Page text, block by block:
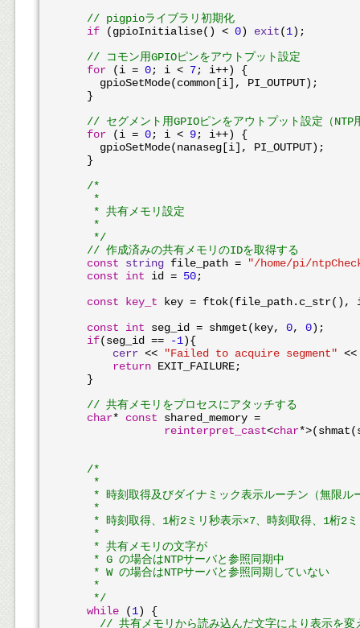
// pigpioライブラリ初期化
if (gpioInitialise() < 0) exit(1);
// コモン用GPIOピンをアウトプット設定
for (i = 0; i < 7; i++) {
      gpioSetMode(common[i], PI_OUTPUT);
    }
// セグメント用GPIOピンをアウトプット設定（NTP
for (i = 0; i < 9; i++) {
      gpioSetMode(nanaseg[i], PI_OUTPUT);
    }
/*
     *
     * 共有メモリ設定
     *
     */
// 作成済みの共有メモリのIDを取得する
const
string file_path =
"/home/pi/
const
int id = 50;
const
key_t key = ftok(file_path.c_str(),
const
int seg_id = shmget(key, 0, 0);
if(seg_id == -1){
cerr << "Failed to acquire segment"
return EXIT_FAILURE;
    }
// 共有メモリをプロセスにアタッチする
char* const shared_memory =
reinterpret_cast<char
/*
     *
* 時刻取得及びダイナミック表示ルーチン（無限ル
     *
* 時刻取得、1桁2ミリ秒表示×7、時刻取得、1桁2
     *
     * 共有メモリの文字が
     * G の場合はNTPサーバと参照同期中
     * W の場合はNTPサーバと参照同期していない
     *
     */
while (1) {
// 共有メモリから読み込んだ文字により表示を変